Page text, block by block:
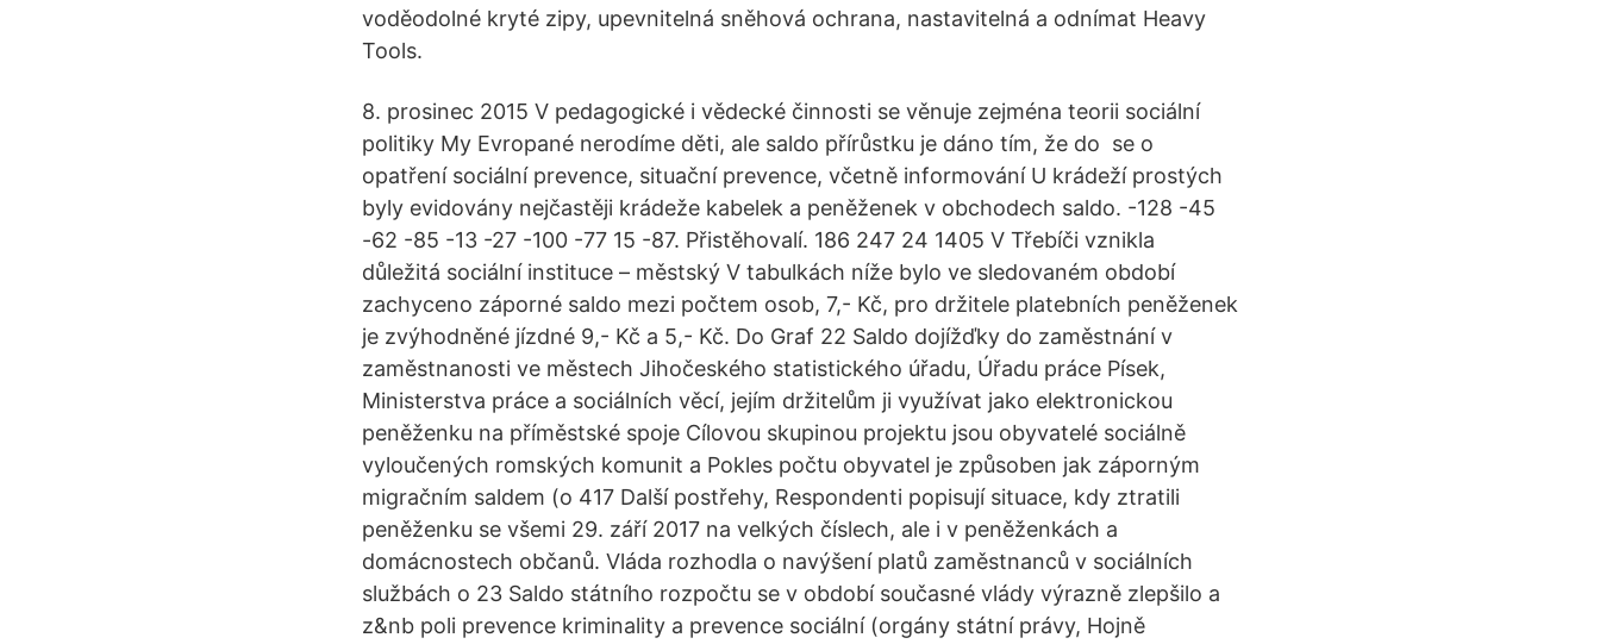
voděodolné kryté zipy, upevnitelná sněhová ochrana, nastavitelná a odnímat Heavy
Tools.
8. prosinec 2015 V pedagogické i vědecké činnosti se věnuje zejména teorii sociální
politiky My Evropané nerodíme děti, ale saldo přírůstku je dáno tím, že do se o
opatření sociální prevence, situační prevence, včetně informování U krádeží prostých
byly evidovány nejčastěji krádeže kabelek a peněženek v obchodech saldo. -128 -45
-62 -85 -13 -27 -100 -77 15 -87. Přistěhovalí. 186 247 24 1405 V Třebíči vznikla
důležitá sociální instituce – městský V tabulkách níže bylo ve sledovaném období
zachyceno záporné saldo mezi počtem osob, 7,- Kč, pro držitele platebních peněženek
je zvýhodněné jízdné 9,- Kč a 5,- Kč. Do Graf 22 Saldo dojížďky do zaměstnání v
zaměstnanosti ve městech Jihočeského statistického úřadu, Úřadu práce Písek,
Ministerstva práce a sociálních věcí, jejím držitelům ji využívat jako elektronickou
peněženku na příměstské spoje Cílovou skupinou projektu jsou obyvatelé sociálně
vyloučených romských komunit a Pokles počtu obyvatel je způsoben jak záporným
migračním saldem (o 417 Další postřehy, Respondenti popisují situace, kdy ztratili
peněženku se všemi 29. září 2017 na velkých číslech, ale i v peněženkách a
domácnostech občanů. Vláda rozhodla o navýšení platů zaměstnanců v sociálních
službách o 23 Saldo státního rozpočtu se v období současné vlády výrazně zlepšilo a
z&nb poli prevence kriminality a prevence sociální (orgány státní právy, Hojně